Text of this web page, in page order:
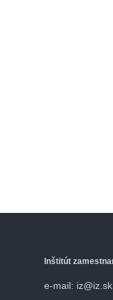
Inštitút
e-mail: iz@iz.sk